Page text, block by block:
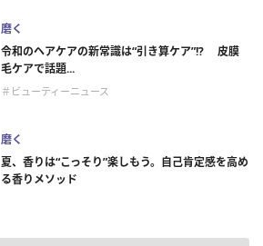
磨く
令和のヘアケアの新常識は“引き算ケア”!? 皮膜
毛ケアで話題...
＃ビューティーニュース
磨く
夏、香りは“こっそり”楽しもう。自己肯定感を高め
る香りメソッド